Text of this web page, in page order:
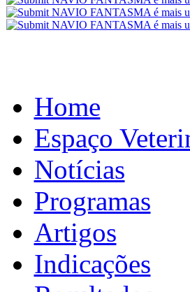
Home
Espaço
Notícias
Programas
Artigos
Indicações